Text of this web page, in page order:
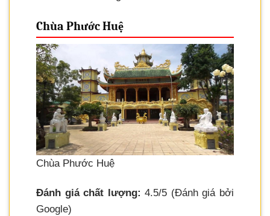
Chùa Phước Huệ
Chùa Phước Huệ
Đánh giá chất lượng: 4.5/5 (Đánh giá bởi
Google)